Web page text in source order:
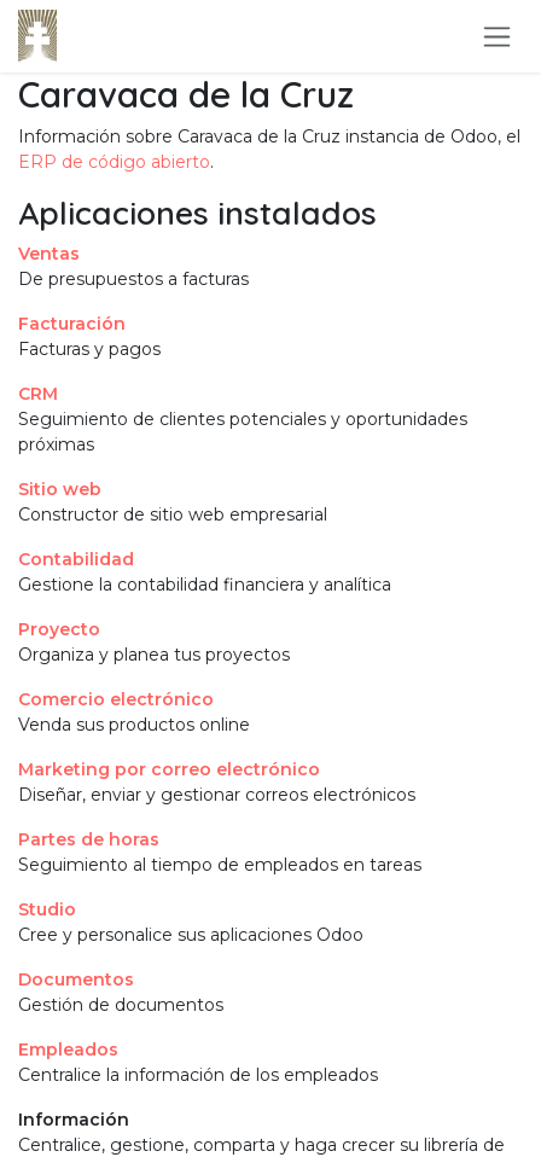
Ir al contenido
Caravaca de la Cruz
Información sobre Caravaca de la Cruz instancia de Odoo, el
ERP de código abierto.
Aplicaciones instalados
Ventas
De presupuestos a facturas
Facturación
Facturas y pagos
CRM
Seguimiento de clientes potenciales y oportunidades
próximas
Sitio web
Constructor de sitio web empresarial
Contabilidad
Gestione la contabilidad financiera y analítica
Proyecto
Organiza y planea tus proyectos
Comercio electrónico
Venda sus productos online
Marketing por correo electrónico
Diseñar, enviar y gestionar correos electrónicos
Partes de horas
Seguimiento al tiempo de empleados en tareas
Studio
Cree y personalice sus aplicaciones Odoo
Documentos
Gestión de documentos
Empleados
Centralice la información de los empleados
Información
Centralice, gestione, comparta y haga crecer su librería de